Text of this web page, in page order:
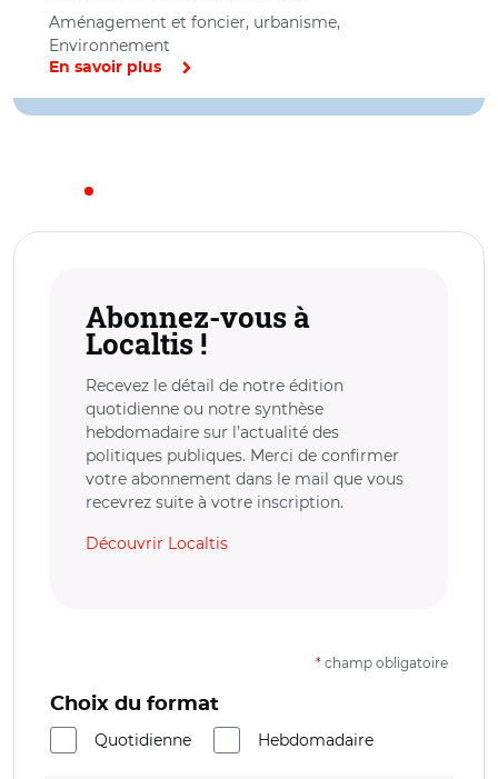
Aménagement et foncier, urbanisme,
Environnement
En savoir plus
Abonnez-vous à
Localtis !
Recevez le détail de notre édition
quotidienne ou notre synthèse
hebdomadaire sur l’actualité des
politiques publiques. Merci de confirmer
votre abonnement dans le mail que vous
recevrez suite à votre inscription.
Découvrir Localtis
* champ obligatoire
Choix du format
Quotidienne
Hebdomadaire